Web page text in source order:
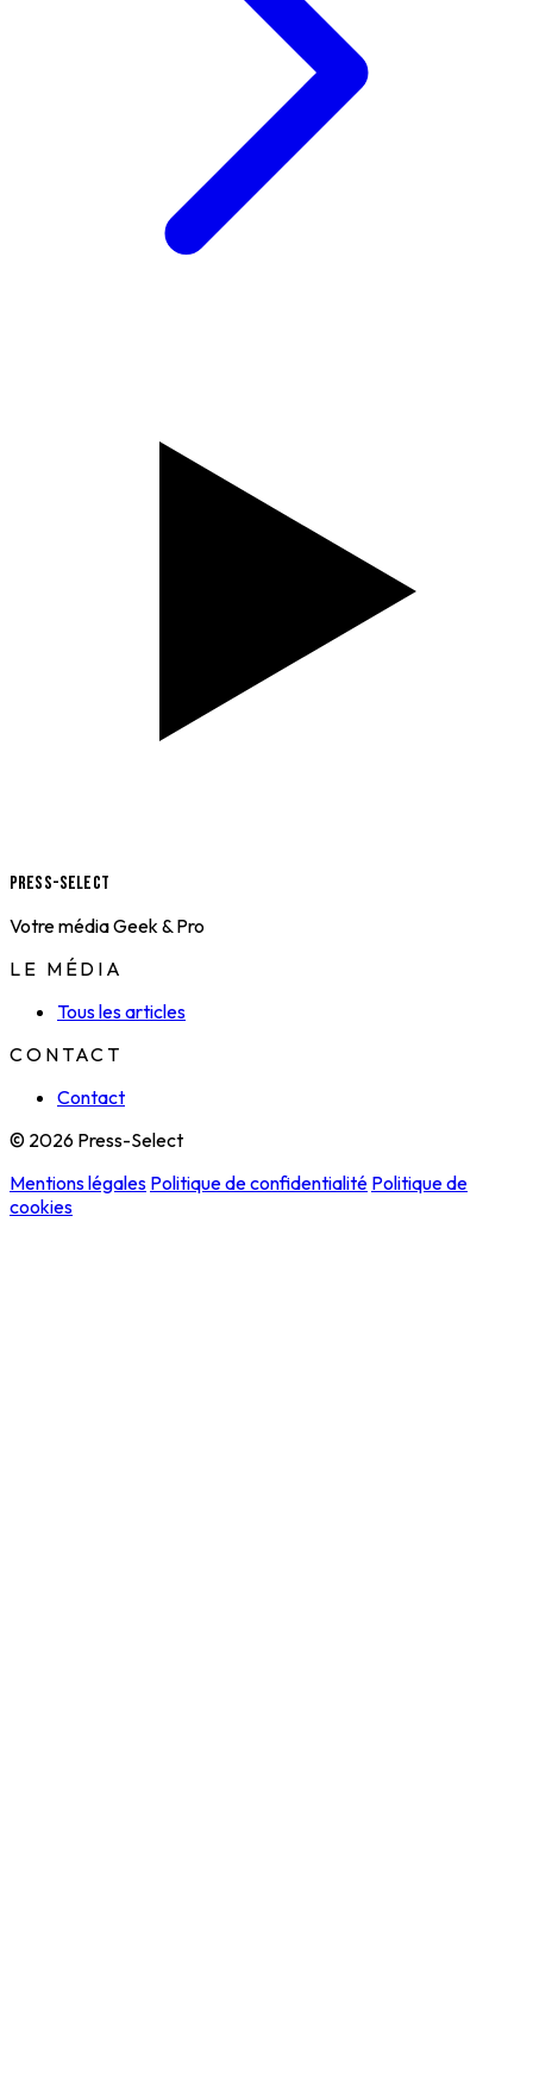
Press-Select
Votre média Geek & Pro
LE MÉDIA
Tous les articles
CONTACT
Contact
© 2026 Press-Select
Mentions légales Politique de confidentialité Politique de
cookies